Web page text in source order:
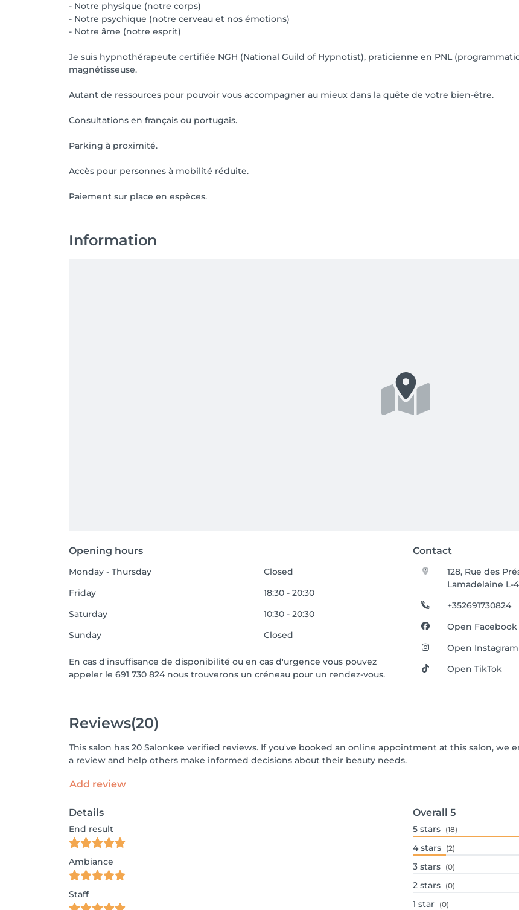
- Notre physique (notre corps)
- Notre psychique (notre cerveau et nos émotions)
- Notre âme (notre esprit)
Je suis hypnothérapeute certifiée NGH (National Guild of Hypnotist), praticienne en PNL
magnétisseuse.
Autant de ressources pour pouvoir vous accompagner au mieux dans la quête de votre bien-être.
Consultations en français ou portugais.
Parking à proximité.
Accès pour personnes à mobilité réduite.
Paiement sur place en espèces.
Information
Opening hours Contact
Monday - Thursday
Closed
Friday
18:30 - 20:30
Saturday
10:30 - 20:30
Sunday
Closed
En cas d'insuffisance de disponibilité ou en cas d'urgence vous pouvez
appeler le 691 730 824 nous trouverons un créneau pour un rendez-vous.
128, Rue des
Lamadelaine L-
+352691730824
Open Facebook
Open Instagram
Open TikTok
Reviews(20)
This salon has 20 Salonkee verified reviews. If you've booked an online appointment at this salon, we
a review and help others make informed decisions about their beauty needs.
Add review
Details
End result
Ambiance
Staff
Overall 5
5 stars (18)
4 stars (2)
3 stars (0)
2 stars (0)
1 star (0)